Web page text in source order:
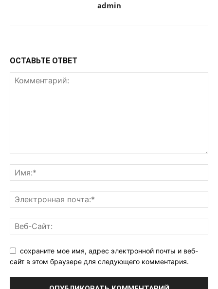
admin
ОСТАВЬТЕ ОТВЕТ
сохраните мое имя, адрес электронной почты и веб-
сайт в этом браузере для следующего комментария.